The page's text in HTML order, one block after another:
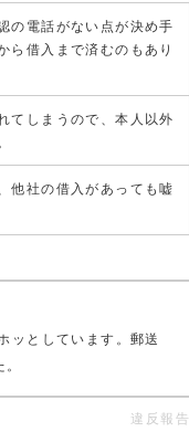
の電話がない点が決め手
ら借入まで済むのもあり
てしまうので、本人以外
他社の借入があっても嘘
ッとしています。郵送
違反報告